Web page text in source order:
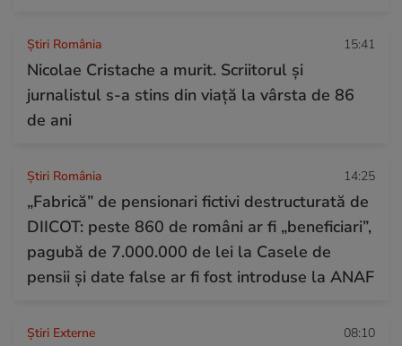
Știri România 15:41
Nicolae Cristache a murit. Scriitorul și
jurnalistul s-a stins din viață la vârsta de 86
de ani
Știri România 14:25
„Fabrică” de pensionari fictivi destructurată de
DIICOT: peste 860 de români ar fi „beneficiari”,
pagubă de 7.000.000 de lei la Casele de
pensii și date false ar fi fost introduse la ANAF
Știri Externe 08:10